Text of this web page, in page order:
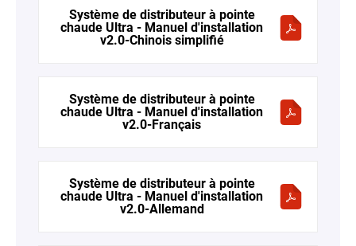
Système de distributeur à pointe
chaude Ultra - Manuel d'installation
v2.0-Chinois simplifié
Système de distributeur à pointe
chaude Ultra - Manuel d'installation
v2.0-Français
Système de distributeur à pointe
chaude Ultra - Manuel d'installation
v2.0-Allemand